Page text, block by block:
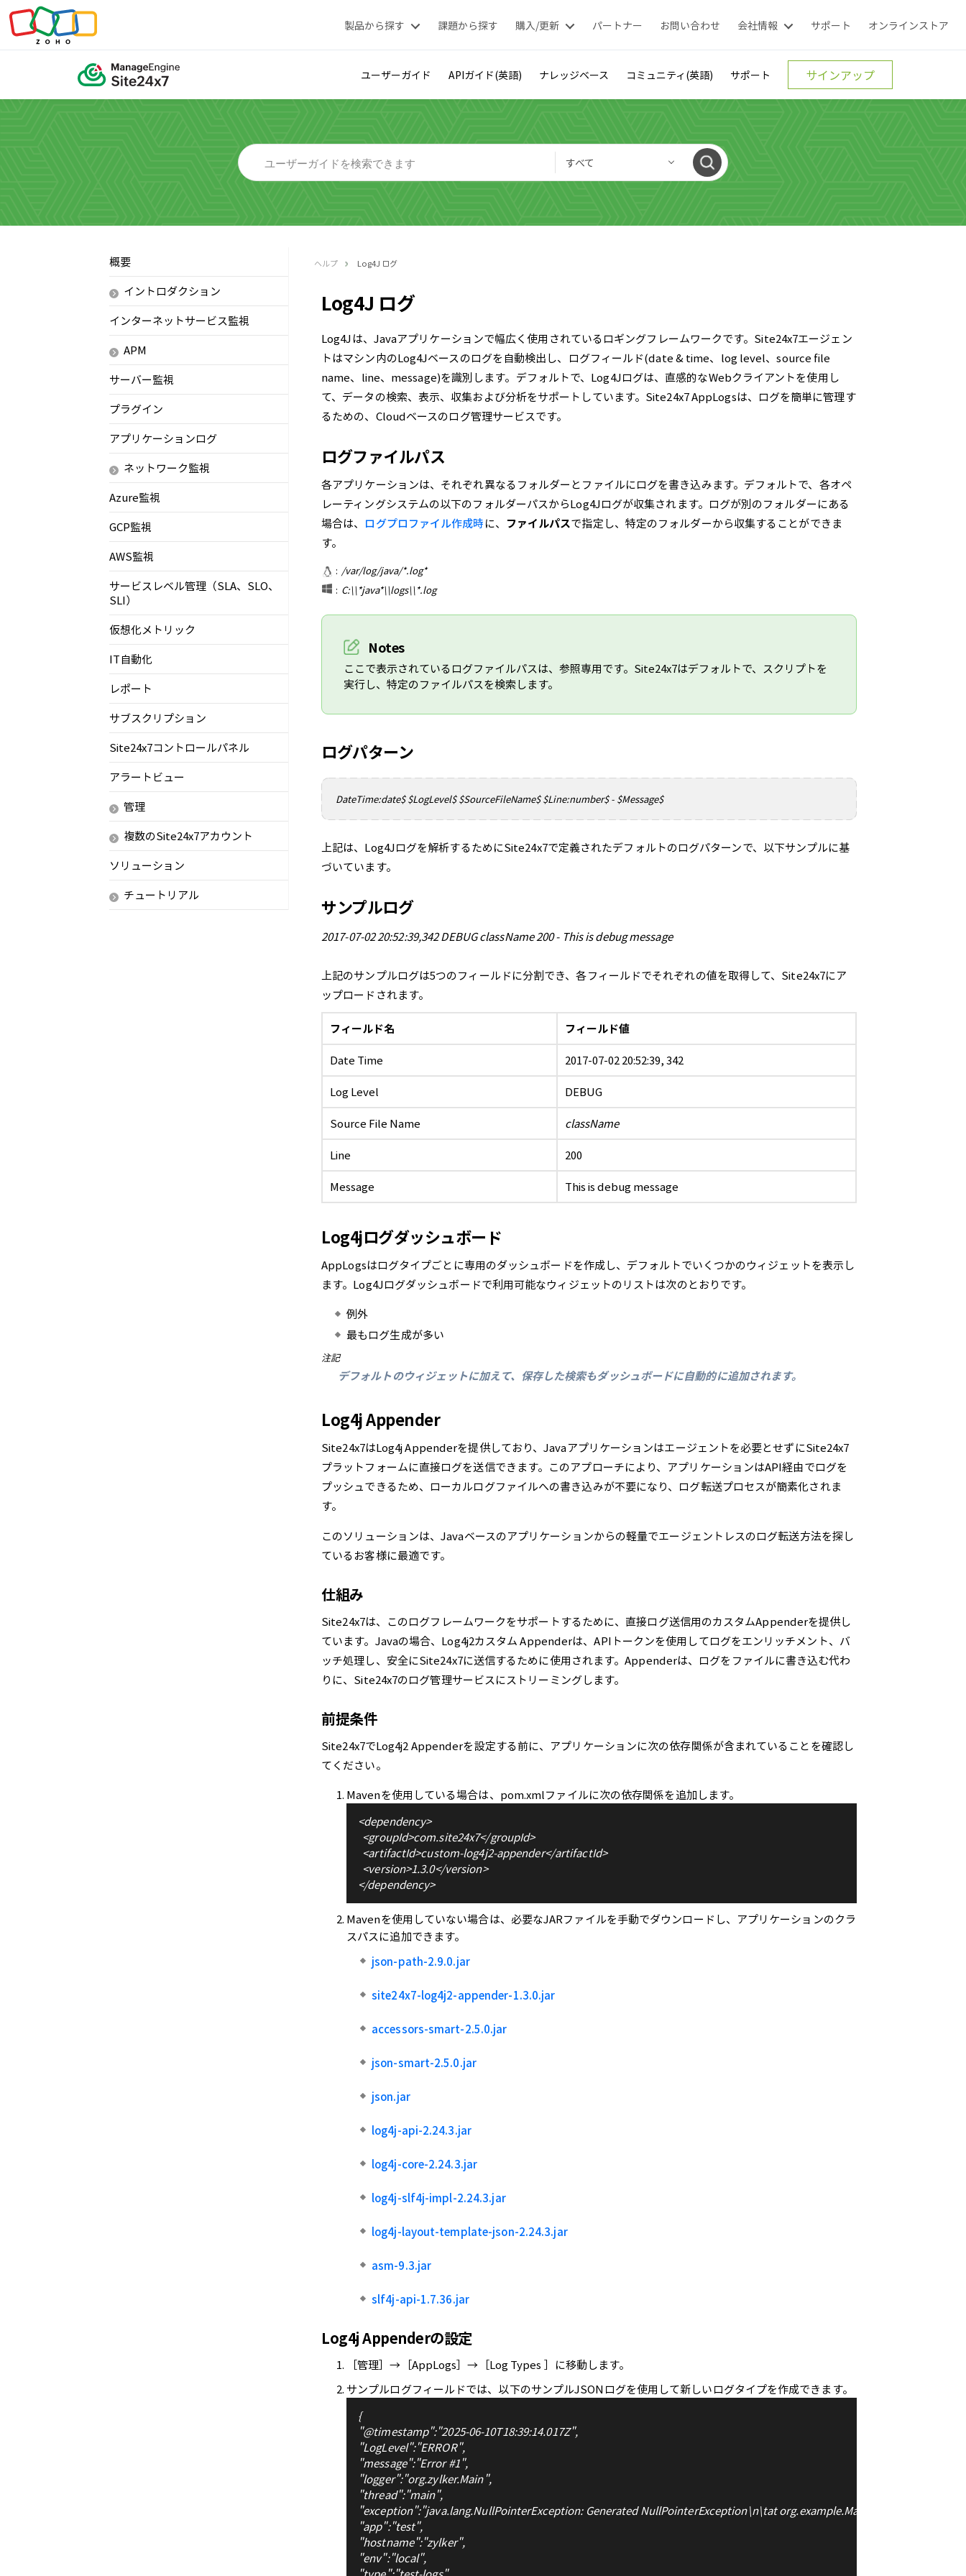
製品から探す 課題から探す 購入/更新 パートナー お問い合わせ 会社情報 サポート オンラインストア
ユーザーガイド APIガイド(英語) ナレッジベース コミュニティ(英語) サポート サインアップ
すべて
概要
イントロダクション
インターネットサービス監視
APM
サーバー監視
プラグイン
アプリケーションログ
ネットワーク監視
Azure監視
GCP監視
AWS監視
サービスレベル管理（SLA、SLO、
SLI）
仮想化メトリック
IT自動化
レポート
サブスクリプション
Site24x7コントロールパネル
アラートビュー
管理
複数のSite24x7アカウント
ソリューション
チュートリアル
ヘルプ Log4J ログ
Log4J ログ
Log4Jは、Javaアプリケーションで幅広く使用されているロギングフレームワークです。Site24x7エージェン
トはマシン内のLog4Jベースのログを自動検出し、ログフィールド(date & time、log level、source file
name、line、message)を識別します。デフォルトで、Log4Jログは、直感的なWebクライアントを使用し
て、データの検索、表示、収集および分析をサポートしています。Site24x7 AppLogsは、ログを簡単に管理す
るための、Cloudベースのログ管理サービスです。
ログファイルパス
各アプリケーションは、それぞれ異なるフォルダーとファイルにログを書き込みます。デフォルトで、各オペ
レーティングシステムの以下のフォルダーパスからLog4Jログが収集されます。ログが別のフォルダーにある
場合は、 ログプロファイル作成時に、 ファイルパスで指定し、特定のフォルダーから収集することができま
す。
: /var/log/java/*.log*
: C:\\*java*\\logs\\*.log
Notes
ここで表示されているログファイルパスは、参照専用です。Site24x7はデフォルトで、スクリプトを
実行し、特定のファイルパスを検索します。
ログパターン
DateTime:date$ $LogLevel$ $SourceFileName$ $Line:number$ - $Message$
上記は、Log4Jログを解析するためにSite24x7で定義されたデフォルトのログパターンで、以下サンプルに基
づいています。
サンプルログ
2017-07-02 20:52:39,342 DEBUG className 200 - This is debug message
上記のサンプルログは5つのフィールドに分割でき、各フィールドでそれぞれの値を取得して、Site24x7にア
ップロードされます。
フィールド名
フィールド値
Date Time
2017-07-02 20:52:39, 342
Log Level
DEBUG
Source File Name
className
Line
200
Message
This is debug message
Log4jログダッシュボード
AppLogsはログタイプごとに専用のダッシュボードを作成し、デフォルトでいくつかのウィジェットを表示し
ます。Log4Jログダッシュボードで利用可能なウィジェットのリストは次のとおりです。
例外
最もログ生成が多い
注記
デフォルトのウィジェットに加えて、保存した検索もダッシュボードに自動的に追加されます。
Log4j Appender
Site24x7はLog4j Appenderを提供しており、Javaアプリケーションはエージェントを必要とせずにSite24x7
プラットフォームに直接ログを送信できます。このアプローチにより、アプリケーションはAPI経由でログを
プッシュできるため、ローカルログファイルへの書き込みが不要になり、ログ転送プロセスが簡素化されま
す。
このソリューションは、Javaベースのアプリケーションからの軽量でエージェントレスのログ転送方法を探し
ているお客様に最適です。
仕組み
Site24x7は、このログフレームワークをサポートするために、直接ログ送信用のカスタムAppenderを提供し
ています。Javaの場合、Log4j2カスタム Appenderは、APIトークンを使用してログをエンリッチメント、バ
ッチ処理し、安全にSite24x7に送信するために使用されます。Appenderは、ログをファイルに書き込む代わ
りに、Site24x7のログ管理サービスにストリーミングします。
前提条件
Site24x7でLog4j2 Appenderを設定する前に、アプリケーションに次の依存関係が含まれていることを確認し
てください。
Mavenを使用している場合は、pom.xmlファイルに次の依存関係を追加します。
<dependency>
<groupId>com.site24x7</groupId>
<artifactId>custom-log4j2-appender</artifactId>
<version>1.3.0</version>
</dependency>
Mavenを使用していない場合は、必要なJARファイルを手動でダウンロードし、アプリケーションのクラ
スパスに追加できます。
json-path-2.9.0.jar
site24x7-log4j2-appender-1.3.0.jar
accessors-smart-2.5.0.jar
json-smart-2.5.0.jar
json.jar
log4j-api-2.24.3.jar
log4j-core-2.24.3.jar
log4j-slf4j-impl-2.24.3.jar
log4j-layout-template-json-2.24.3.jar
asm-9.3.jar
slf4j-api-1.7.36.jar
Log4j Appenderの設定
［管理］→［AppLogs］→［Log Types ］に移動します。
サンプルログフィールドでは、以下のサンプルJSONログを使用して新しいログタイプを作成できます。
{
"@timestamp":"2025-06-10T18:39:14.017Z",
"LogLevel":"ERROR",
"message":"Error #1",
"logger":"org.zylker.Main",
"thread":"main",
"exception":"java.lang.NullPointerException: Generated NullPointerException\n\tat
"app":"test",
"hostname":"zylker",
"env":"local",